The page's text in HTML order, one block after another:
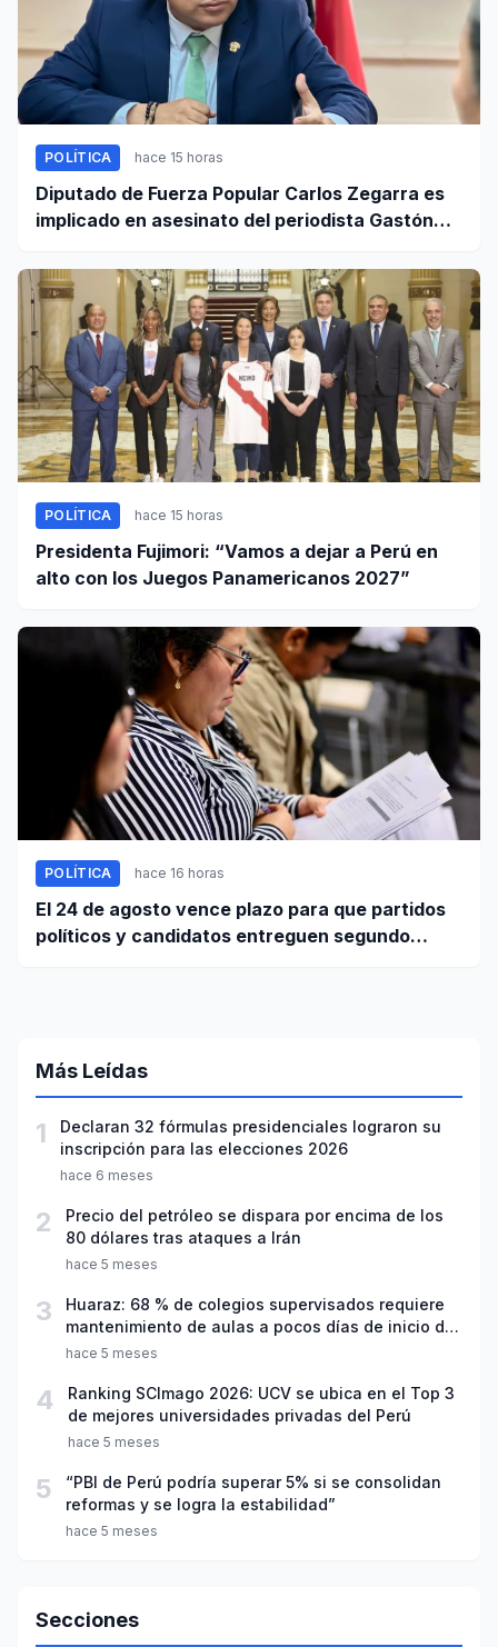
POLÍTICA hace 15 horas
Diputado de Fuerza Popular Carlos Zegarra es
implicado en asesinato del periodista Gastón
POLÍTICA hace 15 horas
Presidenta Fujimori: “Vamos a dejar a Perú en
alto con los Juegos Panamericanos 2027”
POLÍTICA hace 16 horas
El 24 de agosto vence plazo para que partidos
políticos y candidatos entreguen segundo
Más Leídas
1
Declaran 32 fórmulas presidenciales lograron su
inscripción para las elecciones 2026
hace 6 meses
2
Precio del petróleo se dispara por encima de los
80 dólares tras ataques a Irán
hace 5 meses
3
Huaraz: 68 % de colegios supervisados requiere
mantenimiento de aulas a pocos días de inicio del
año escolar 2026
hace 5 meses
4
Ranking SCImago 2026: UCV se ubica en el Top 3
de mejores universidades privadas del Perú
hace 5 meses
5
“PBI de Perú podría superar 5% si se consolidan
reformas y se logra la estabilidad”
hace 5 meses
Secciones